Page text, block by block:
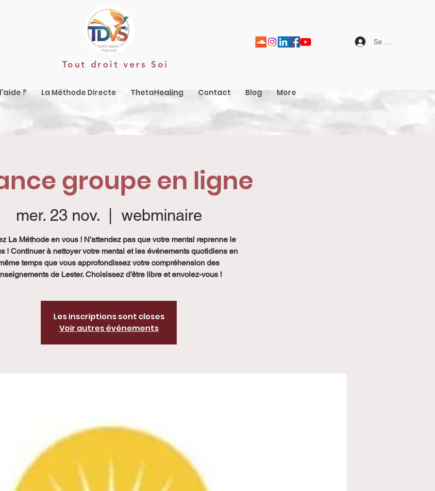
Tout droit vers Soi
Se connecter
? La Méthode Directe ThetaHealing Contact Blog More
groupe en ligne
mer. 23 nov.
  |
webminaire
La Méthode en vous ! N'attendez pas que votre mental reprenne le
! Continuer à nettoyer votre mental et les événements quotidiens en
temps que vous approfondissez votre compréhension des
de Lester. Choisissez d'être libre et envolez-vous !
Les inscriptions sont closes
Voir autres événements